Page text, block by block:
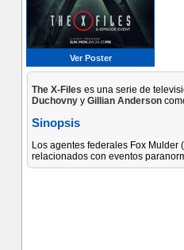
Ver Poster
The X-Files es una serie de
Duchovny y Gillian Anderson
Sinopsis
Los agentes federales Fox Mulder (
relacionados con eventos